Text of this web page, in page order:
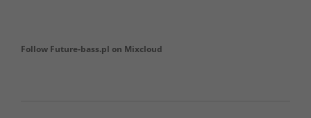
Follow Future-bass.pl on Mixcloud